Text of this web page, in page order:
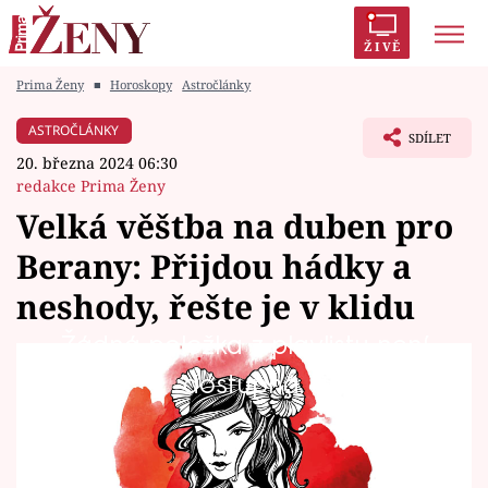
ŽIVĚ
Módní alarm
Témata
Celebrity
Prima Ženy ■ Horoskopy Astročlánky
ASTROČLÁNKY
20. března 2024 06:30
redakce Prima Ženy
SDÍLET
Velká věštba na duben pro
Berany: Přijdou hádky a
neshody, řešte je v klidu
Žádná položka z playlistu není
dostupná.
Co čeká Berany ve čtvrtém měsíci roku 2024?
Na co by si měli dát pozor, čeho se vyvarovat,
a co by naopak neměli promeškat? A jaké
kouzlo jim pomůže přivolat lásku? Přečtěte si